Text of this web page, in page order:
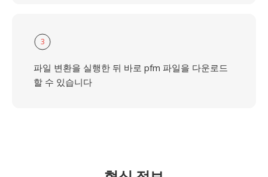
3
파일 변환을 실행한 뒤 바로 pfm 파일을 다운로드
할 수 있습니다